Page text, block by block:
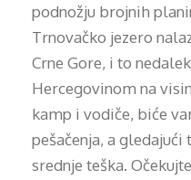
podnožju brojnih
Trnovačko jezero
Crne Gore, i to
Hercegovinom na
kamp i vodiče, biće
pešačenja, a gledajući
srednje teška.